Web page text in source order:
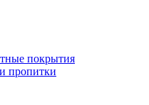
покрытия
пропитки